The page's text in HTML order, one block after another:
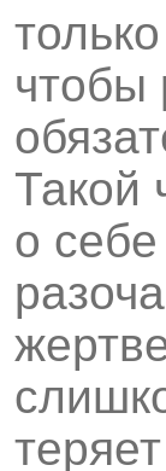
чтобы
Такой
о